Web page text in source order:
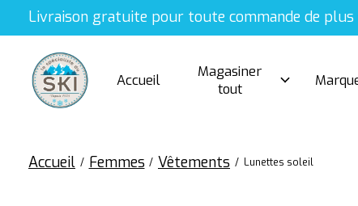
Livraison gratuite pour toute commande de plus
Accueil
Magasiner
tout
Accueil / Femmes / Vêtements / Lunettes soleil